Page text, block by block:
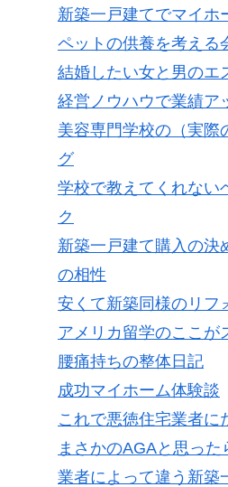
新築一戸建てでマイホ
ペットの供養を考える
結婚したい女と男のエ
経営ノウハウで業績ア
美容専門学校の（実際
グ
学校で教えてくれない
ク
新築一戸建て購入の決
の相性
安くて新築同様のリフ
アメリカ留学のここが
腰痛持ちの整体日記
成功マイホーム体験談
これで悪徳住宅業者に
まさかのAGAと思っ
業者によって違う新築